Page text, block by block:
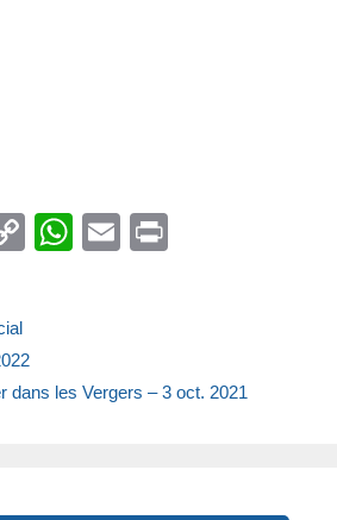
C
y
Li
W
A
E
dans les Vergers – 3 oct. 2021